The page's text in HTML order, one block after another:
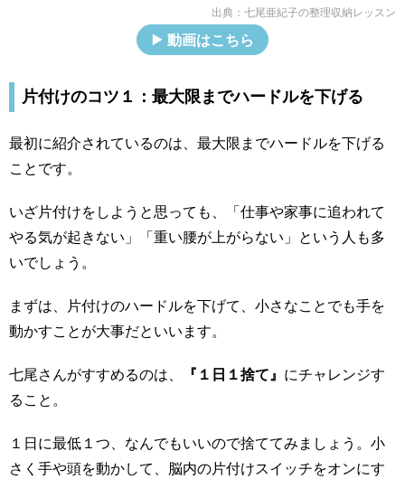
出典： 七尾亜紀子の整理収納レッスン
動画はこちら
片付けのコツ１：最大限までハードルを下げる
最初に紹介されているのは、最大限までハードルを下げる
ことです。
いざ片付けをしようと思っても、「仕事や家事に追われて
やる気が起きない」「重い腰が上がらない」という人も多
いでしょう。
まずは、片付けのハードルを下げて、小さなことでも手を
動かすことが大事だといいます。
七尾さんがすすめるのは、 『１日１捨て』 にチャレンジす
ること。
１日に最低１つ、なんでもいいので捨ててみましょう。小
さく手や頭を動かして、脳内の片付けスイッチをオンにす